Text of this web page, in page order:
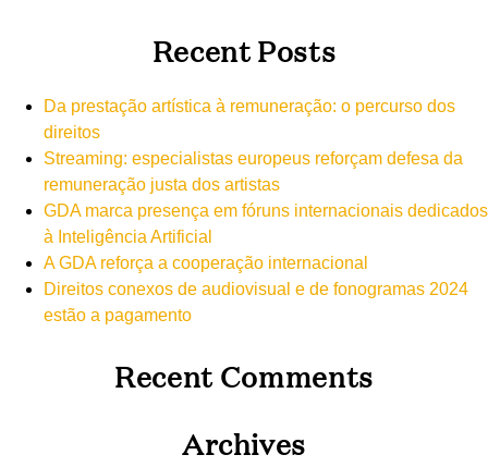
Recent Posts
Da prestação artística à remuneração: o percurso dos
direitos
Streaming: especialistas europeus reforçam defesa da
remuneração justa dos artistas
GDA marca presença em fóruns internacionais dedicados
à Inteligência Artificial
A GDA reforça a cooperação internacional
Direitos conexos de audiovisual e de fonogramas 2024
estão a pagamento
Recent Comments
Archives